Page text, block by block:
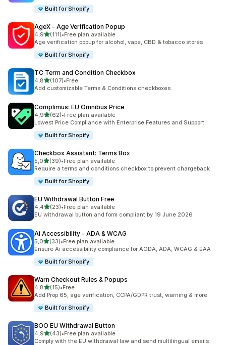
Built for Shopify
AgeX ‑ Age Verification Popup
4,9de 5 estrelas
(111)
111 total de avaliações
•Free plan available
Age verification popup for alcohol, vape, CBD & tobacco stores
Built for Shopify
TC Term and Condition Checkbox
4,8de 5 estrelas
(107)
107 total de avaliações
•Free
Add customizable Terms & Conditions checkboxes
Complimus: EU Omnibus Price
4,9de 5 estrelas
(62)
62 total de avaliações
•Free plan available
Lowest Price Compliance with Enterprise Features and Support
Built for Shopify
Checkbox Assistant: Terms Box
5,0de 5 estrelas
(39)
39 total de avaliações
•Free plan available
Require a terms and conditions checkbox to prevent chargeback
Built for Shopify
EU Withdrawal Button Free
4,4de 5 estrelas
(23)
23 total de avaliações
•Free plan available
EU withdrawal button and form compliant by 19 June 2026
Ai Accessibility ‑ ADA & WCAG
5,0de 5 estrelas
(33)
33 total de avaliações
•Free plan available
Ensure Ai accessibility compliance for AODA, ADA, WCAG & EAA
Built for Shopify
Warn Checkout Rules & Popups
4,8de 5 estrelas
(15)
15 total de avaliações
•Free
Add Prop 65, age verification, CCPA/GDPR trust, warning & more
Built for Shopify
BOO EU Withdrawal Button
4,9de 5 estrelas
(43)
43 total de avaliações
•Free plan available
Comply with the EU withdrawal law and send multilingual emails